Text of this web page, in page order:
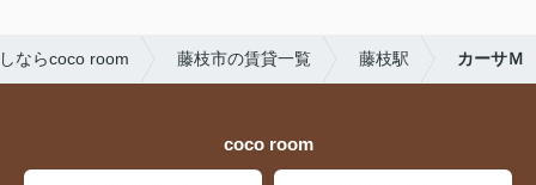
ならcoco room 藤枝市の賃貸一覧 藤枝駅 カーサＭ
coco room